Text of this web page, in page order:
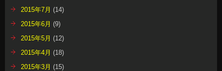
2015年7月 (14)
2015年6月 (9)
2015年5月 (12)
2015年4月 (18)
2015年3月 (15)